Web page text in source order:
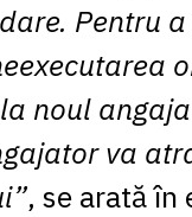
Pentru
noul
va
, se arată în